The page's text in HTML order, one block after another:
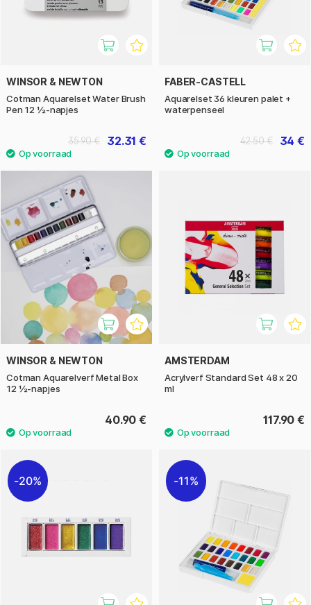
WINSOR & NEWTON
Cotman Aquarelset Water Brush
Pen 12 ½-napjes
32.31 €
35.90 €
FABER-CASTELL
Aquarelset 36 kleuren palet +
waterpenseel
34 €
42.50 €
WINSOR & NEWTON
Cotman Aquarelverf Metal Box
12 ½-napjes
40.90 €
AMSTERDAM
Acrylverf Standard Set 48 x 20
ml
117.90 €
20% 11%